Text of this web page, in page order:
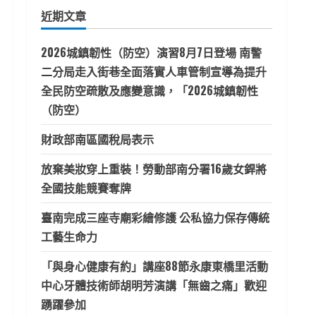
字:
近期文章
2026城鎮韌性（防空）演習8月7日登場 南警
二分局走入街巷全面落實人車管制宣導為提升
全民防空疏散及應變意識，「2026城鎮韌性
（防空）
財政部南區國稅局表示
放棄美妝穿上重裝！勞動部南分署16歲女銲將
全國技能競賽奪牌
臺南完成三座寺廟彩繪修護 公私協力保存傳統
工藝生命力
「與身心健康有約」講座88節永康東橋里活動
中心牙體技術師胡明芳演講「無齒之痛」歡迎
踴躍參加